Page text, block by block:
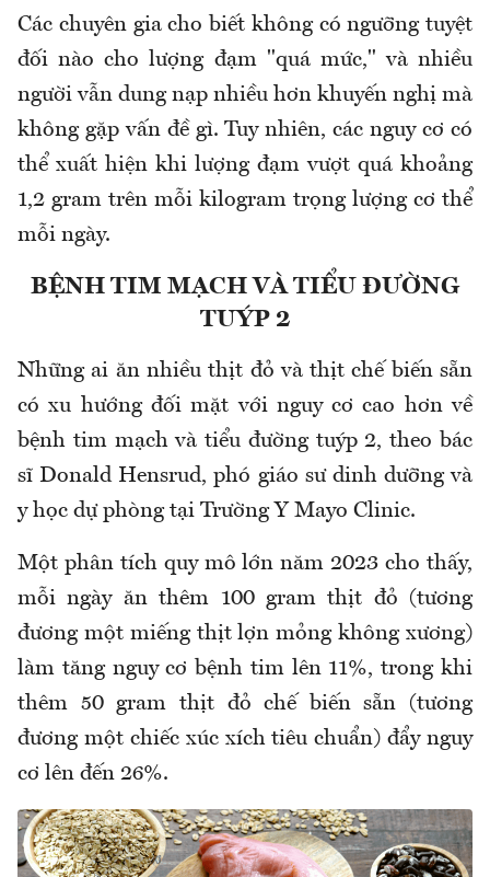
Các chuyên gia cho biết không có ngưỡng tuyệt
đối nào cho lượng đạm "quá mức," và nhiều
người vẫn dung nạp nhiều hơn khuyến nghị mà
không gặp vấn đề gì. Tuy nhiên, các nguy cơ có
thể xuất hiện khi lượng đạm vượt quá khoảng
1,2 gram trên mỗi kilogram trọng lượng cơ thể
mỗi ngày.
BỆNH TIM MẠCH VÀ TIỂU ĐƯỜNG
TUÝP 2
Những ai ăn nhiều thịt đỏ và thịt chế biến sẵn
có xu hướng đối mặt với nguy cơ cao hơn về
bệnh tim mạch và tiểu đường tuýp 2, theo bác
sĩ Donald Hensrud, phó giáo sư dinh dưỡng và
y học dự phòng tại Trường Y Mayo Clinic.
Một phân tích quy mô lớn năm 2023 cho thấy,
mỗi ngày ăn thêm 100 gram thịt đỏ (tương
đương một miếng thịt lợn mỏng không xương)
làm tăng nguy cơ bệnh tim lên 11%, trong khi
thêm 50 gram thịt đỏ chế biến sẵn (tương
đương một chiếc xúc xích tiêu chuẩn) đẩy nguy
cơ lên đến 26%.